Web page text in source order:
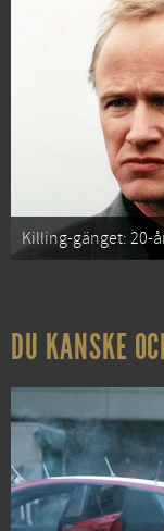
Killing-gänget: 20-
DU KANSKE